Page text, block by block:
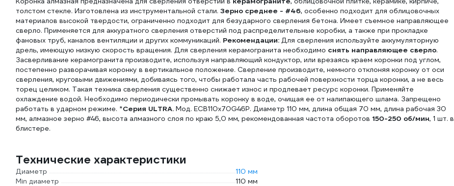
толстом стекле. Изготовлена из инструментальной стали. Зерно среднее - #46, особенно подходит для облицовочных
материалов высокой твердости, ограниченно подходит для безударного сверления бетона. Имеет съемное направляющее
сверло. Применяется для аккуратного сверления отверстий под распределительные коробки, а также при прокладке
фановых труб, каналов вентиляции и других коммуникаций. Рекомендации: Для сверления используйте аккумуляторную
дрель, имеющую низкую скорость вращения. Для сверления керамогранита необходимо снять направляющее сверло.
Засверливание керамогранита производите, используя направляющий кондуктор, или врезаясь краем коронки под углом,
постепенно разворачивая коронку в вертикальное положение. Сверление производите, немного отклоняя коронку от оси
сверления, круговыми движениями, добиваясь того, чтобы работала часть рабочей поверхности торца коронки, а не весь
торец целиком. Такая техника сверления существенно снижает износ и продлевает ресурс коронки. Применяйте
охлаждение водой. Необходимо периодически промывать коронку в воде, очищая ее от налипающего шлама. Запрещено
работать в ударном режиме. *Серия ULTRA. Мод. ECB110x70G46P. Диаметр 110 мм, длина общая 70 мм, длина рабочая 30
мм, алмазное зерно #46, высота алмазного слоя по краю 5,0 мм, рекомендованная частота оборотов 150-250 об/мин, 1 шт. в
блистере.
Технические характеристики
Диаметр
110 мм
Min диаметр
110 мм